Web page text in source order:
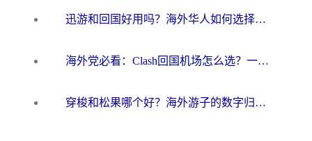
迅游和回国好用吗？海外华人如何选择靠谱的回国加速器
海外党必看：Clash回国机场怎么选？一篇搞定无缝访问国内资源的全攻略
穿梭和松果哪个好？海外游子的数字归乡路，到底该怎么选